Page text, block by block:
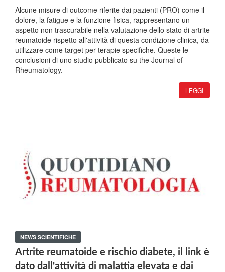
Alcune misure di outcome riferite dai pazienti (PRO) come il
dolore, la fatigue e la funzione fisica, rappresentano un
aspetto non trascurabile nella valutazione dello stato di artrite
reumatoide rispetto all'attività di questa condizione clinica, da
utilizzare come target per terapie specifiche. Queste le
conclusioni di uno studio pubblicato su the Journal of
Rheumatology.
LEGGI
NEWS SCIENTIFICHE
Artrite reumatoide e rischio diabete, il link è
dato dall'attività di malattia elevata e dai